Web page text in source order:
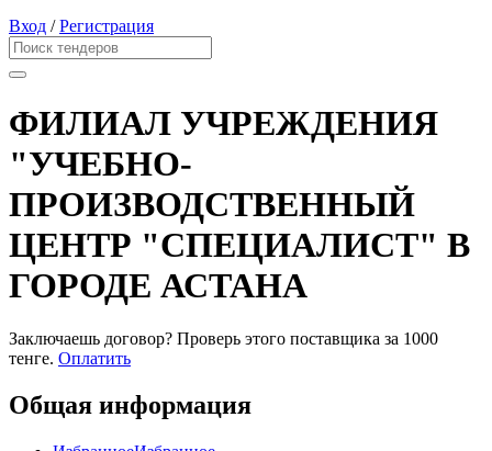
Вход /Регистрация
ФИЛИАЛ УЧРЕЖДЕНИЯ
"УЧЕБНО-
ПРОИЗВОДСТВЕННЫЙ
ЦЕНТР "СПЕЦИАЛИСТ" В
ГОРОДЕ АСТАНА
Заключаешь договор? Проверь этого поставщика за 1000
тенге. Оплатить
Общая информация